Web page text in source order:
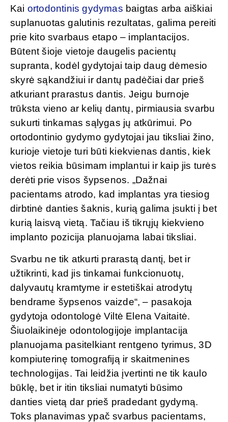
Kai ortodontinis gydymas baigtas arba aiškiai
suplanuotas galutinis rezultatas, galima pereiti
prie kito svarbaus etapo – implantacijos.
Būtent šioje vietoje daugelis pacientų
supranta, kodėl gydytojai taip daug dėmesio
skyrė sąkandžiui ir dantų padėčiai dar prieš
atkuriant prarastus dantis. Jeigu burnoje
trūksta vieno ar kelių dantų, pirmiausia svarbu
sukurti tinkamas sąlygas jų atkūrimui. Po
ortodontinio gydymo gydytojai jau tiksliai žino,
kurioje vietoje turi būti kiekvienas dantis, kiek
vietos reikia būsimam implantui ir kaip jis turės
derėti prie visos šypsenos. „Dažnai
pacientams atrodo, kad implantas yra tiesiog
dirbtinė danties šaknis, kurią galima įsukti į bet
kurią laisvą vietą. Tačiau iš tikrųjų kiekvieno
implanto pozicija planuojama labai tiksliai.
Svarbu ne tik atkurti prarastą dantį, bet ir
užtikrinti, kad jis tinkamai funkcionuotų,
dalyvautų kramtyme ir estetiškai atrodytų
bendrame šypsenos vaizde“, – pasakoja
gydytoja odontologė Viltė Elena Vaitaitė.
Šiuolaikinėje odontologijoje implantacija
planuojama pasitelkiant rentgeno tyrimus, 3D
kompiuterinę tomografiją ir skaitmenines
technologijas. Tai leidžia įvertinti ne tik kaulo
būklę, bet ir itin tiksliai numatyti būsimo
danties vietą dar prieš pradedant gydymą.
Toks planavimas ypač svarbus pacientams,